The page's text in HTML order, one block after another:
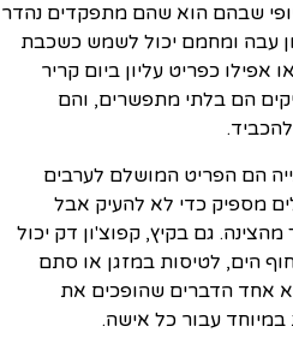
שבהם הוא שהם מתפקדים נהדר
עבה ומחמם יכול לשמש כשכבת
כפריט עליון ביום קריר
הם בלתי מתפשרים, והם
הם הפריט המושלם לערבים
מספיק כדי לא להעיק אבל
גם בקיץ, קפוצ'ון דק יכול
הים, לטיסות במזגן או סתם
אחד הדברים שהופכים את
עבור כל אישה.